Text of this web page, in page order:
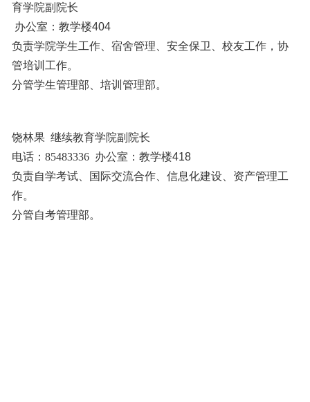
育学院副院长
办公室： 教学楼404
负责学院学生工作、宿舍管理、安全保卫、校友工作，协
管培训工作。
分管学生管理部、培训管理部。
饶林果 继续教育学院副院长
电话：85483336 办公室： 教学楼418
负责自学考试、国际交流合作、信息化建设、资产管理工
作。
分管自考管理部。